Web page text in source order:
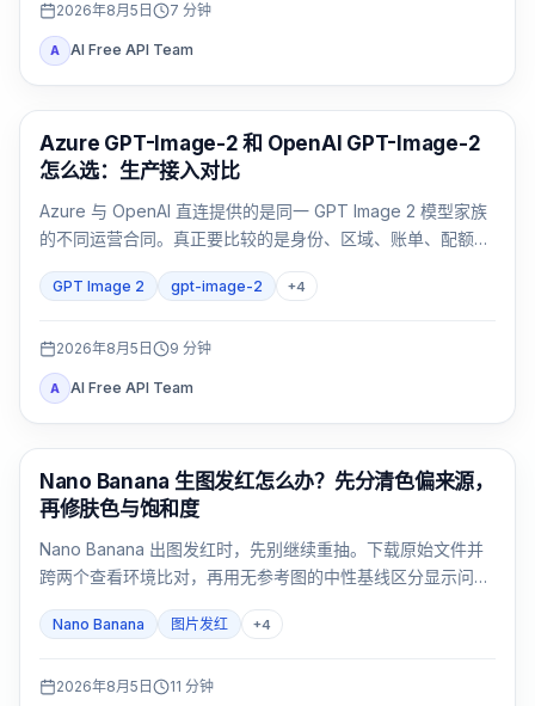
2026年8月5日 7 分钟
A AI Free API Team
AI 图像生成
Azure GPT-Image-2 和 OpenAI GPT-Image-2
怎么选：生产接入对比
Azure 与 OpenAI 直连提供的是同一 GPT Image 2 模型家族
的不同运营合同。真正要比较的是身份、区域、账单、配额、
格式和支持归属，而不是只看模型名。
GPT Image 2 gpt-image-2 +4
2026年8月5日 9 分钟
A AI Free API Team
AI 图像生成
Nano Banana 生图发红怎么办？先分清色偏来源，
再修肤色与饱和度
Nano Banana 出图发红时，先别继续重抽。下载原始文件并
跨两个查看环境比对，再用无参考图的中性基线区分显示问
Nano Banana 图片发红 +4
2026年8月5日 11 分钟